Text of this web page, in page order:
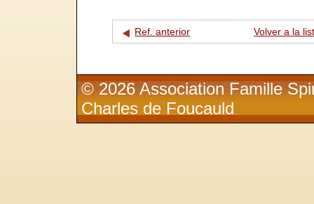
Ref. anterior Volver a la
© 2026 Association Famille
Charles de Foucauld